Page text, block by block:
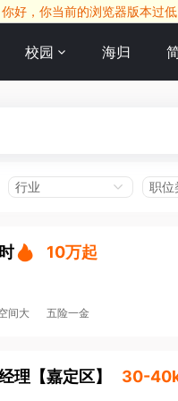
你好，你当前的浏览器版本过
校园 海归
行业 职位
10万起
间大 五险一金
理 【嘉定区】 30-